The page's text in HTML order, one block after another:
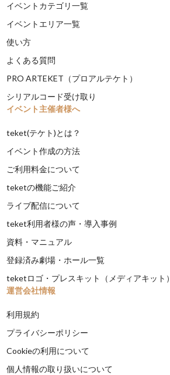
イベントカテゴリ一覧
イベントエリア一覧
使い方
よくある質問
PRO ARTEKET（プロアルテケト）
シリアルコード受け取り
イベント主催者様へ
teket(テケト)とは？
イベント作成の方法
ご利用料金について
teketの機能ご紹介
ライブ配信について
teket利用者様の声・導入事例
資料・マニュアル
登録済み劇場・ホール一覧
teketロゴ・プレスキット（メディアキット）
運営会社情報
利用規約
プライバシーポリシー
Cookieの利用について
個人情報の取り扱いについて